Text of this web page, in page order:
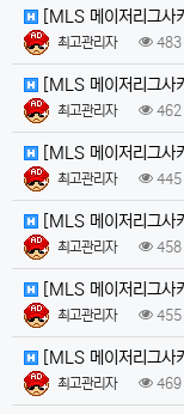
[MLS 메이저리그
최고관리자 483
[MLS 메이저리그
최고관리자 462
[MLS 메이저리그
최고관리자 445
[MLS 메이저리그
최고관리자 458
[MLS 메이저리그
최고관리자 455
[MLS 메이저리그
최고관리자 469